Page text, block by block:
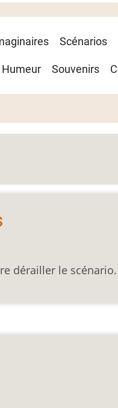
Scénarios
Humeur Souvenirs
dérailler le scénario.